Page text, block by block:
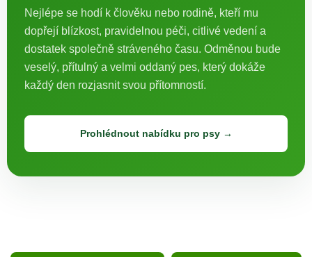
Nejlépe se hodí k člověku nebo rodině, kteří mu
dopřejí blízkost, pravidelnou péči, citlivé vedení a
dostatek společně stráveného času. Odměnou bude
veselý, přítulný a velmi oddaný pes, který dokáže
každý den rozjasnit svou přítomností.
Prohlédnout nabídku pro psy →